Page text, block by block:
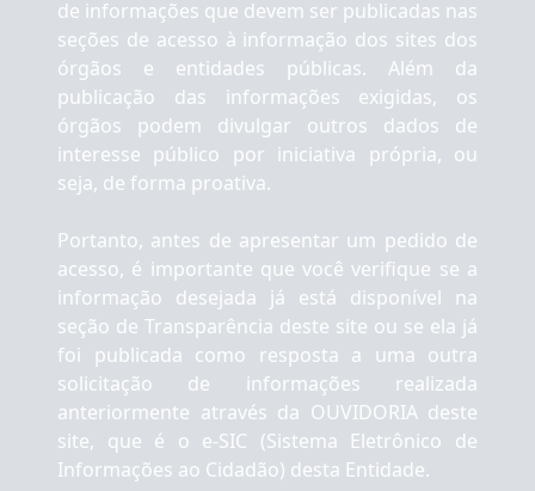
de informações que devem ser publicadas nas
seções de acesso à informação dos sites dos
órgãos e entidades públicas. Além da
publicação das informações exigidas, os
órgãos podem divulgar outros dados de
interesse público por iniciativa própria, ou
seja, de forma proativa.
Portanto, antes de apresentar um pedido de
acesso, é importante que você verifique se a
informação desejada já está disponível na
seção de Transparência deste site ou se ela já
foi publicada como resposta a uma outra
solicitação de informações realizada
anteriormente através da OUVIDORIA deste
site, que é o e-SIC (Sistema Eletrônico de
Informações ao Cidadão) desta Entidade.